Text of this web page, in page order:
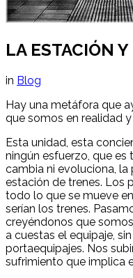
LA ESTACIÓN
in Blog
Hay una metáfora que
que somos en realidad
Esta unidad, esta
ningún esfuerzo, que es
cambia ni evoluciona,
estación de trenes. Los
todo lo que se mueve
serían los trenes.
creyéndonos que
a cuestas el equipaje,
portaequipajes. Nos
sufrimiento que implica